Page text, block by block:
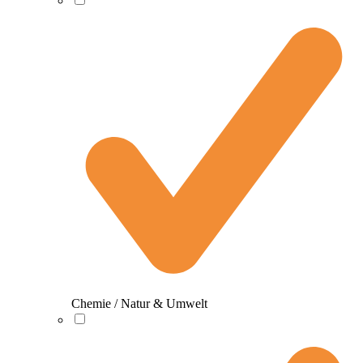
Chemie / Natur & Umwelt